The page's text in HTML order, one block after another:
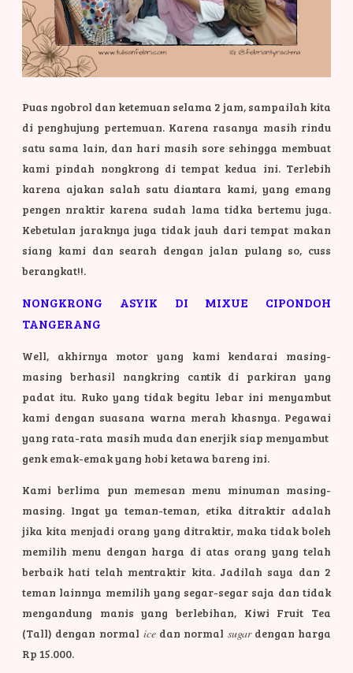
Puas ngobrol dan ketemuan selama 2 jam, sampailah kita
di penghujung pertemuan. Karena rasanya masih rindu
satu sama lain, dan hari masih sore sehingga membuat
kami pindah nongkrong di tempat kedua ini. Terlebih
karena ajakan salah satu diantara kami, yang emang
pengen nraktir karena sudah lama tidka bertemu juga.
Kebetulan jaraknya juga tidak jauh dari tempat makan
siang kami dan searah dengan jalan pulang so, cuss
berangkat!!.
NONGKRONG ASYIK DI MIXUE CIPONDOH
TANGERANG
Well, akhirnya motor yang kami kendarai masing-
masing berhasil nangkring cantik di parkiran yang
padat itu. Ruko yang tidak begitu lebar ini menyambut
kami dengan suasana warna merah khasnya. Pegawai
yang rata-rata masih muda dan enerjik siap menyambut
genk emak-emak yang hobi ketawa bareng ini.
Kami berlima pun memesan menu minuman masing-
masing. Ingat ya teman-teman, etika ditraktir adalah
jika kita menjadi orang yang ditraktir, maka tidak boleh
memilih menu dengan harga di atas orang yang telah
berbaik hati telah mentraktir kita. Jadilah saya dan 2
teman lainnya memilih yang segar-segar saja dan tidak
mengandung manis yang berlebihan, Kiwi Fruit Tea
(Tall) dengan normal icedan normal sugardengan harga
Rp 15.000.